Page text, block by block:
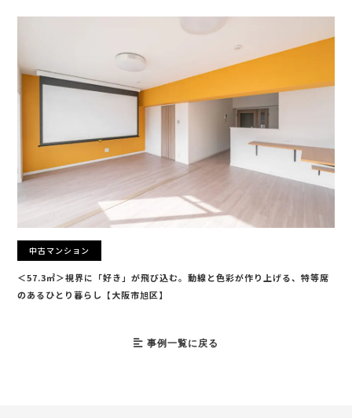
中古マンション
＜57.3㎡＞視界に「好き」が飛び込む。動線と色彩が作り上げる、特等席
のあるひとり暮らし【大阪市旭区】
事例一覧に戻る